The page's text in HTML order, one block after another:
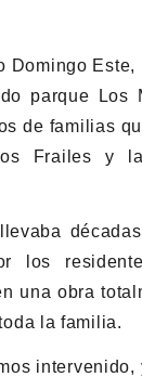
Domingo Este,
parque Los
de familias
Frailes y
los
una obra
la familia.
intervenido,